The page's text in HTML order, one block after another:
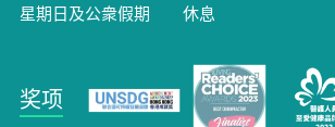
星期日及公衆假期 休息
奖项